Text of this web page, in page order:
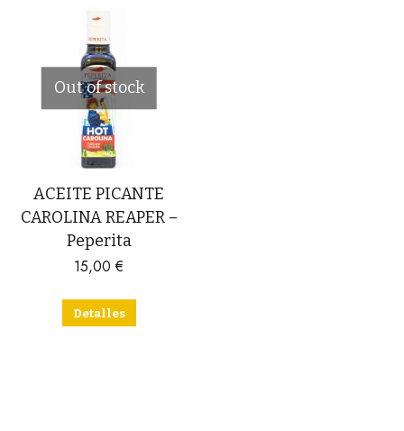
Out of stock
ACEITE PICANTE
CAROLINA REAPER –
Peperita
15,00€
Detalles